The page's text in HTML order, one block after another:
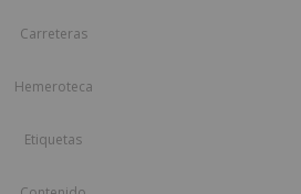
Carreteras
Hemeroteca
Etiquetas